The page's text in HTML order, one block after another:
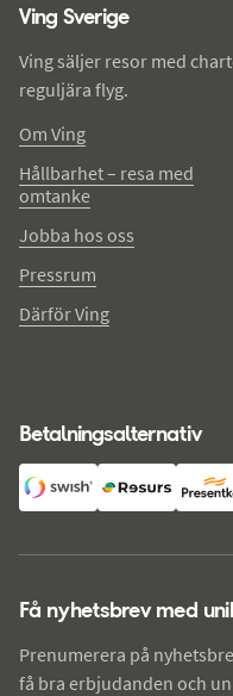
Ving Sverige
Ving säljer resor med
reguljära flyg.
Om Ving
Hållbarhet – resa med
omtanke
Jobba hos oss
Pressrum
Därför Ving
Betalningsalternativ
Få nyhetsbrev med
Prenumerera på
få bra erbjudanden och